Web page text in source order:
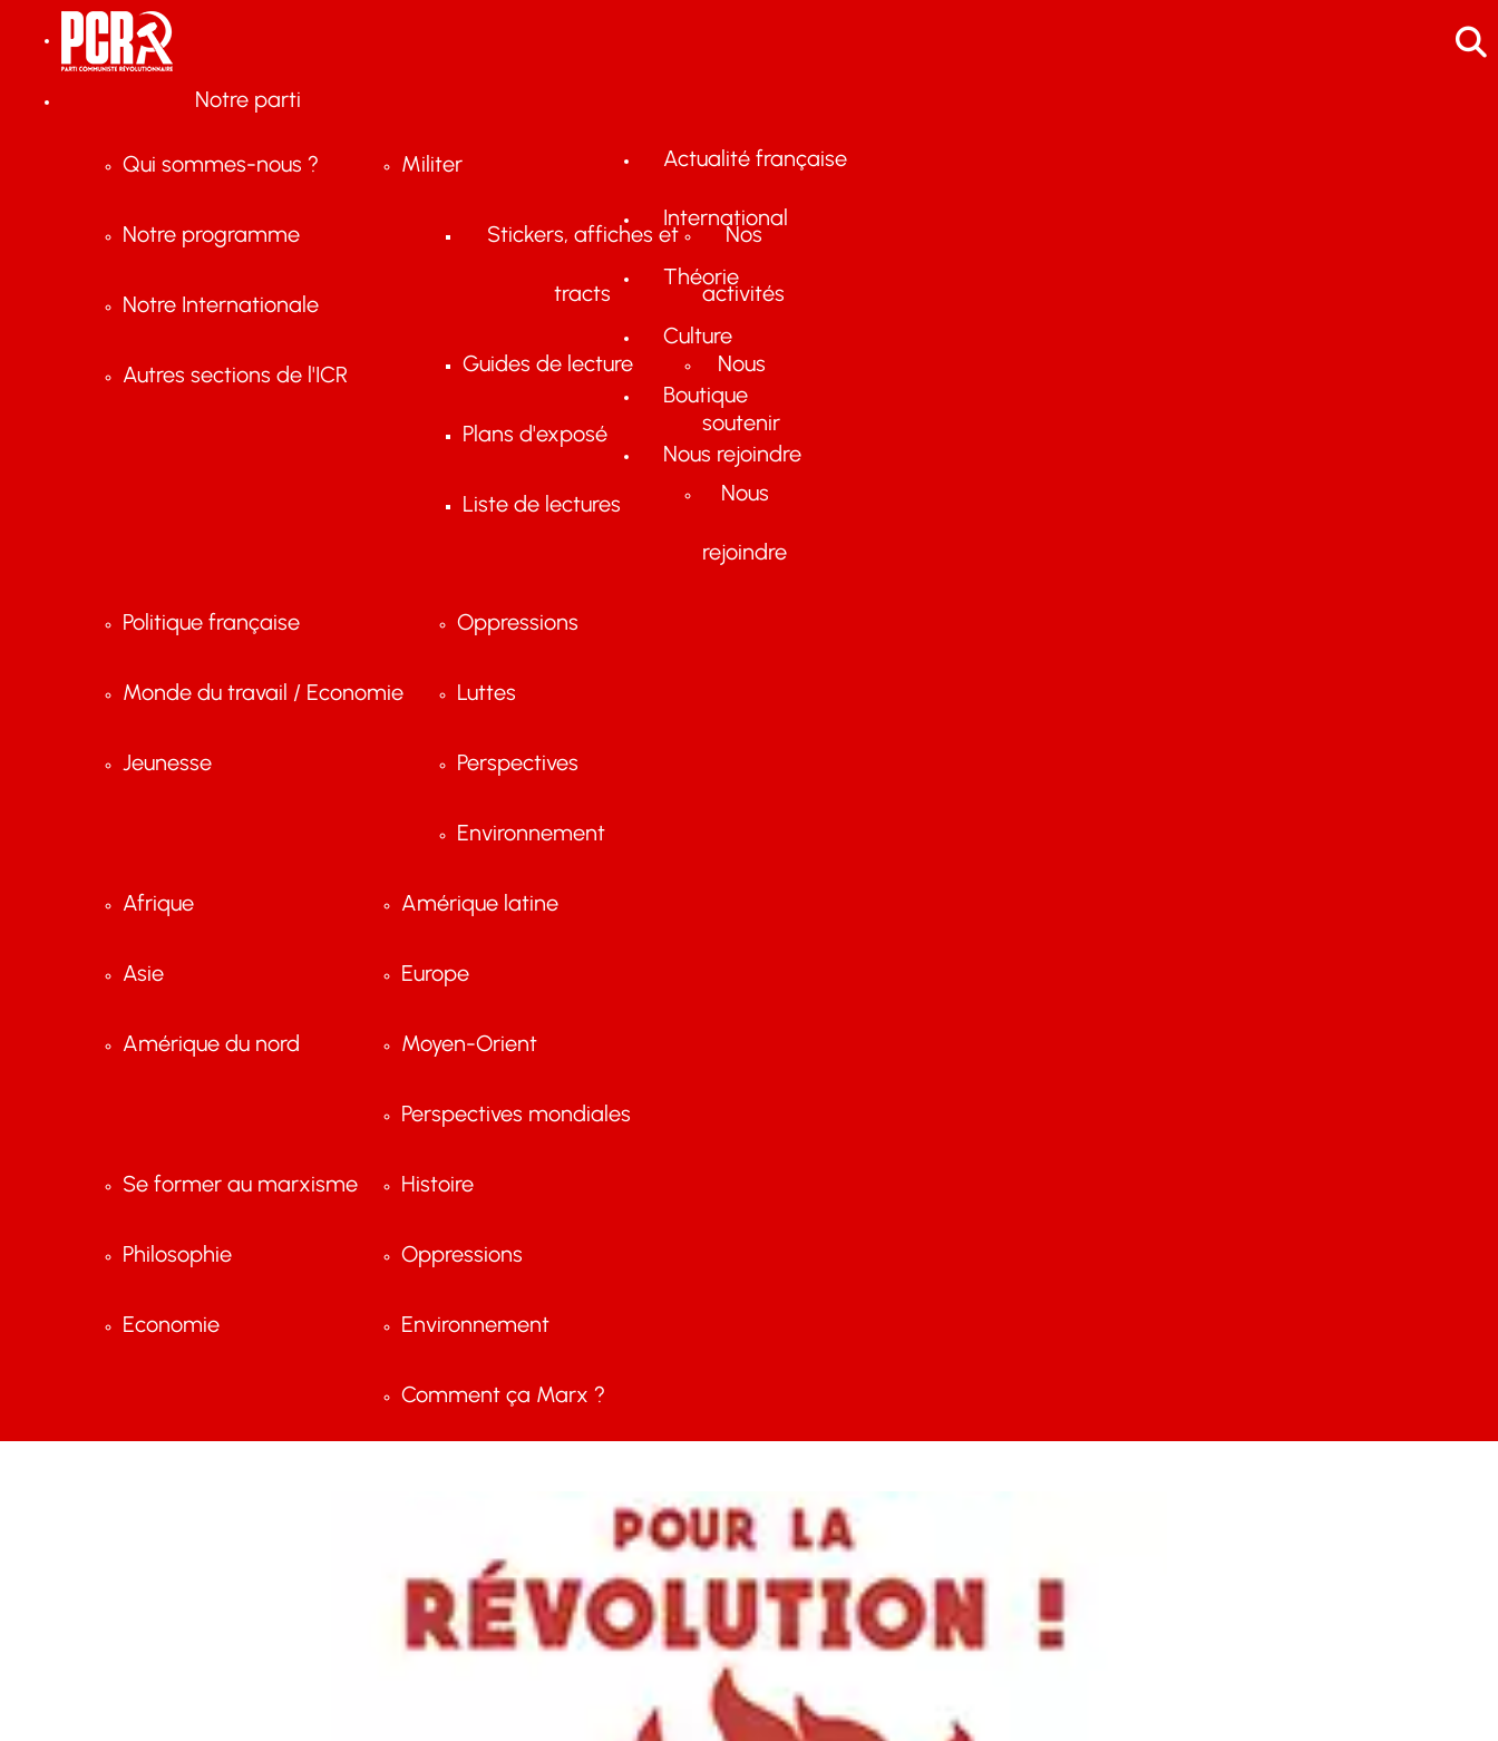
Notre parti
Qui sommes-nous ?
Notre programme
Notre Internationale
Autres sections de l'ICR
Militer
Stickers, affiches et
tracts
Guides de lecture
Plans d'exposé
Liste de lectures
Nos
activités
Nous
soutenir
Nous
rejoindre
Actualité française
Politique française
Monde du travail / Economie
Jeunesse
Oppressions
Luttes
Perspectives
Environnement
International
Afrique
Asie
Amérique du nord
Amérique latine
Europe
Moyen-Orient
Perspectives mondiales
Théorie
Se former au marxisme
Philosophie
Economie
Histoire
Oppressions
Environnement
Comment ça Marx ?
Culture
Boutique
Nous rejoindre